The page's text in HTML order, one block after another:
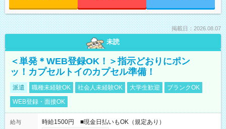
掲載日：2026.08.07
未読
＜単発＊WEB登録OK！＞指示どおりにポン
ッ！カプセルトイのカプセル準備！
派遣 職種未経験OK 社会人未経験OK 大学生歓迎
ブランクOK
WEB登録・面接OK
給与
時給1500円 ■現金日払いもOK（規定あり）